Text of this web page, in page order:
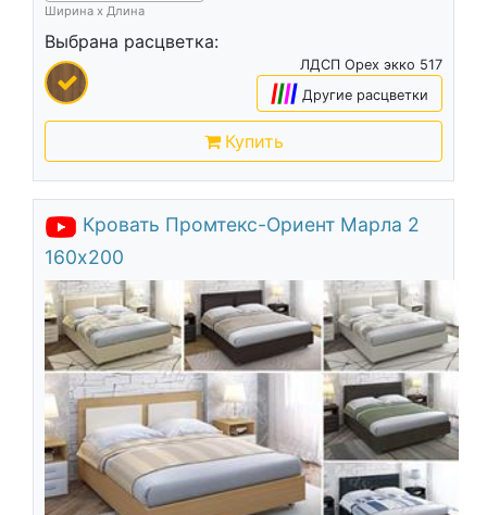
Ширина х Длина
Выбрана расцветка:
ЛДСП Орех экко 517
|||| Другие расцветки
Купить
Кровать Промтекс-Ориент Марла 2
160х200